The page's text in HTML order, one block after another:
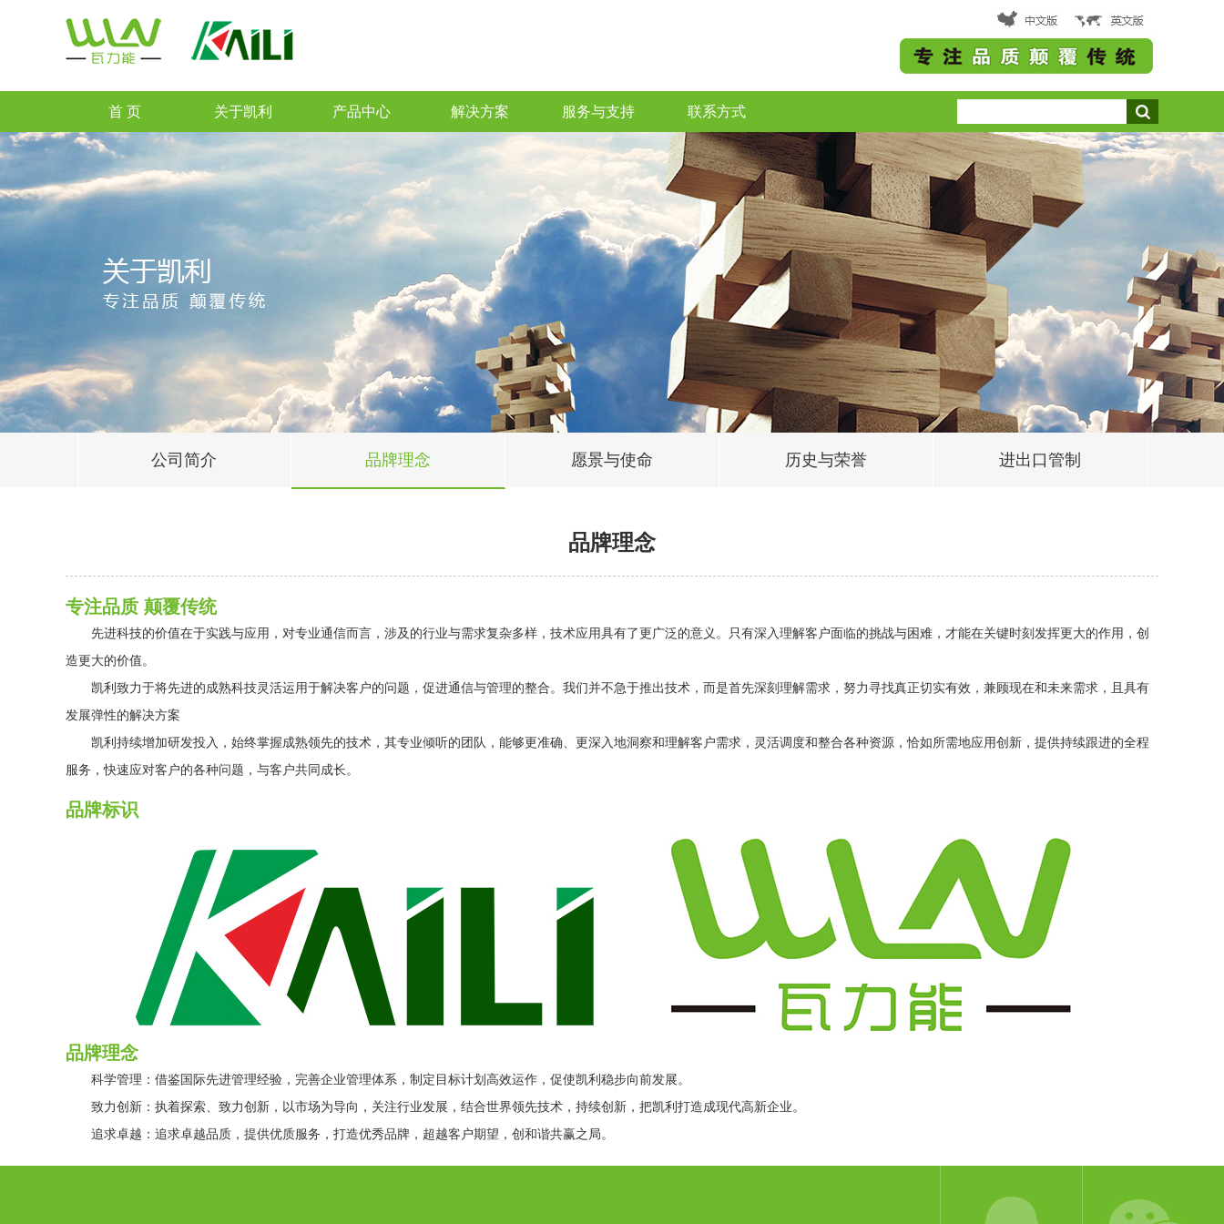
首 页 关于凯利 产品中心 解决方案 服务与支持 联系方式
公司简介 品牌理念 愿景与使命 历史与荣誉 进出口管制
品牌理念
专注品质 颠覆传统
先进科技的价值在于实践与应用，对专业通信而言，涉及的行业与需求复杂多样，技术应用具有了更广泛的意义。只有深入理解客户面临的挑战与困难，才能在关键时刻发挥更大的作用，创
造更大的价值。
凯利致力于将先进的成熟科技灵活运用于解决客户的问题，促进通信与管理的整合。我们并不急于推出技术，而是首先深刻理解需求，努力寻找真正切实有效，兼顾现在和未来需求，且具有
发展弹性的解决方案
凯利持续增加研发投入，始终掌握成熟领先的技术，其专业倾听的团队，能够更准确、更深入地洞察和理解客户需求，灵活调度和整合各种资源，恰如所需地应用创新，提供持续跟进的全程
服务，快速应对客户的各种问题，与客户共同成长。
品牌标识
品牌理念
科学管理：借鉴国际先进管理经验，完善企业管理体系，制定目标计划高效运作，促使凯利稳步向前发展。
致力创新：执着探索、致力创新，以市场为导向，关注行业发展，结合世界领先技术，持续创新，把凯利打造成现代高新企业。
追求卓越：追求卓越品质，提供优质服务，打造优秀品牌，超越客户期望，创和谐共赢之局。